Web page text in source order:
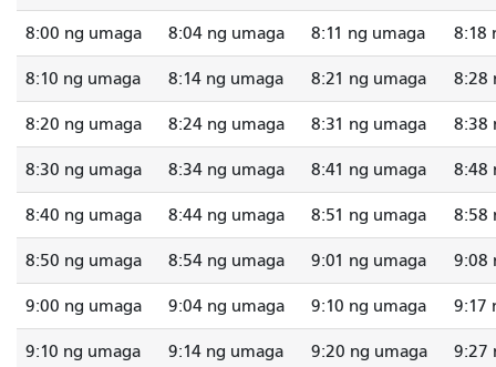
8:00 ng umaga 8:04 ng umaga 8:11 ng umaga 8:18
8:10 ng umaga 8:14 ng umaga 8:21 ng umaga 8:28
8:20 ng umaga 8:24 ng umaga 8:31 ng umaga 8:38
8:30 ng umaga 8:34 ng umaga 8:41 ng umaga 8:48
8:40 ng umaga 8:44 ng umaga 8:51 ng umaga 8:58
8:50 ng umaga 8:54 ng umaga 9:01 ng umaga 9:08
9:00 ng umaga 9:04 ng umaga 9:10 ng umaga 9:17
9:10 ng umaga 9:14 ng umaga 9:20 ng umaga 9:27